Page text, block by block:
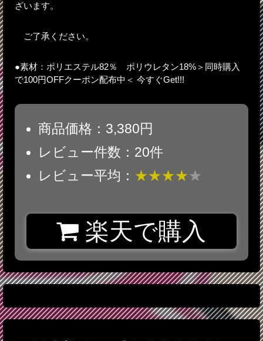
ざいます。
ご了承ください。
●素材：ポリエステル82％ ポリウレタン18%＞同時購入
で100円OFFクーポン配布中＜ 今すぐGet!!!
商品価格：3,380円
レビュー件数：20件
レビュー平均： ★★★★★
楽天で購入